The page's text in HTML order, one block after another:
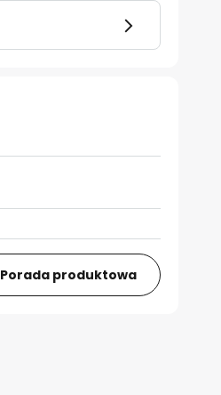
Porada produktowa